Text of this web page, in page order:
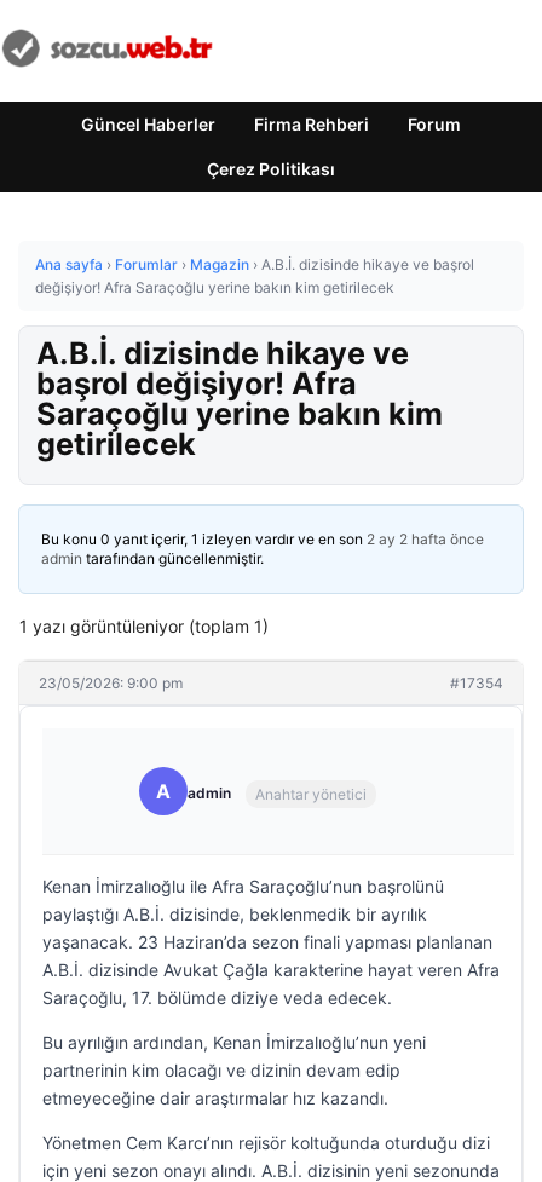
Güncel Haberler Firma Rehberi Forum
Çerez Politikası
Ana sayfa › Forumlar › Magazin › A.B.İ. dizisinde hikaye ve başrol
değişiyor! Afra Saraçoğlu yerine bakın kim getirilecek
A.B.İ. dizisinde hikaye ve
başrol değişiyor! Afra
Saraçoğlu yerine bakın kim
getirilecek
Bu konu 0 yanıt içerir, 1 izleyen vardır ve en son 2 ay 2 hafta önce
admin tarafından güncellenmiştir.
1 yazı görüntüleniyor (toplam 1)
23/05/2026: 9:00 pm #17354
A admin Anahtar yönetici
Kenan İmirzalıoğlu ile Afra Saraçoğlu’nun başrolünü
paylaştığı A.B.İ. dizisinde, beklenmedik bir ayrılık
yaşanacak. 23 Haziran’da sezon finali yapması planlanan
A.B.İ. dizisinde Avukat Çağla karakterine hayat veren Afra
Saraçoğlu, 17. bölümde diziye veda edecek.
Bu ayrılığın ardından, Kenan İmirzalıoğlu’nun yeni
partnerinin kim olacağı ve dizinin devam edip
etmeyeceğine dair araştırmalar hız kazandı.
Yönetmen Cem Karcı’nın rejisör koltuğunda oturduğu dizi
için yeni sezon onayı alındı. A.B.İ. dizisinin yeni sezonunda